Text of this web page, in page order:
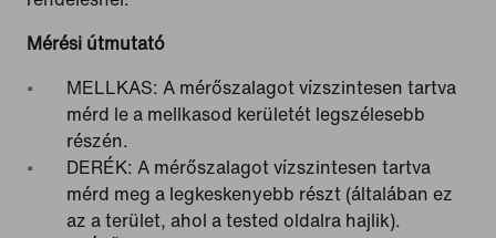
Mérési útmutató
MELLKAS: A mérőszalagot vízszintesen tartva
mérd le a mellkasod kerületét legszélesebb
részén.
DERÉK: A mérőszalagot vízszintesen tartva
mérd meg a legkeskenyebb részt (általában ez
az a terület, ahol a tested oldalra hajlik).